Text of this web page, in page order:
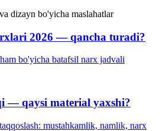
dizayn bo'yicha maslahatlar
2026 — qancha turadi?
bo'yicha batafsil narx jadvali
— qaysi material yaxshi?
mustahkamlik, namlik, narx